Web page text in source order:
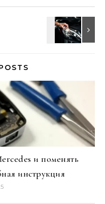
и поменять
инструкция